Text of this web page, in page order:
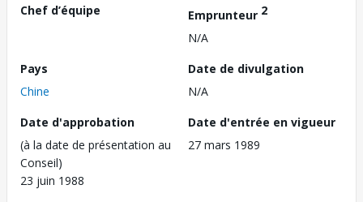
Chef d’équipe
Emprunteur 2
N/A
Pays
Chine
Date de divulgation
N/A
Date d'approbation
(à la date de présentation au
Conseil)
23 juin 1988
Date d'entrée en vigueur
27 mars 1989